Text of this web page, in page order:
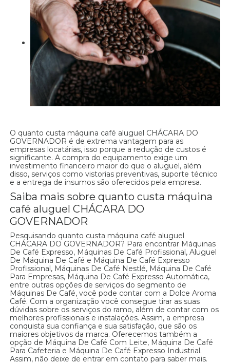
O quanto custa máquina café aluguel CHÁCARA DO
GOVERNADOR é de extrema vantagem para as
empresas locatárias, isso porque a redução de custos é
significante. A compra do equipamento exige um
investimento financeiro maior do que o aluguel, além
disso, serviços como vistorias preventivas, suporte técnico
e a entrega de insumos são oferecidos pela empresa.
Saiba mais sobre quanto custa máquina
café aluguel CHÁCARA DO
GOVERNADOR
Pesquisando quanto custa máquina café aluguel
CHÁCARA DO GOVERNADOR? Para encontrar Máquinas
De Café Expresso, Máquinas De Café Profissional, Aluguel
De Máquina De Café e Máquina De Café Expresso
Profissional, Máquinas De Café Nestlé, Máquina De Café
Para Empresas, Máquina De Café Expresso Automática,
entre outras opções de serviços do segmento de
Máquinas De Café, você pode contar com a Dolce Aroma
Café. Com a organização você consegue tirar as suas
dúvidas sobre os serviços do ramo, além de contar com os
melhores profissionais e instalações. Assim, a empresa
conquista sua confiança e sua satisfação, que são os
maiores objetivos da marca. Oferecemos também a
opção de Máquina De Café Com Leite, Máquina De Café
Para Cafeteria e Máquina De Café Expresso Industrial.
Assim, não deixe de entrar em contato para saber mais.